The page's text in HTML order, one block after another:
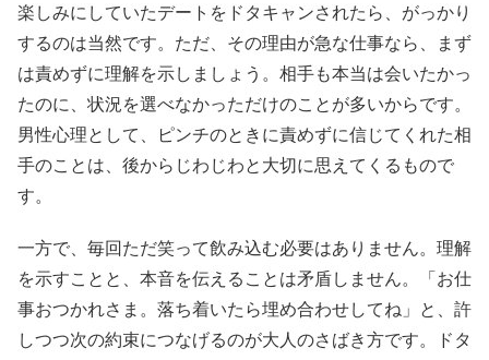
楽しみにしていたデートをドタキャンされたら、がっかり
するのは当然です。ただ、その理由が急な仕事なら、まず
は責めずに理解を示しましょう。相手も本当は会いたかっ
たのに、状況を選べなかっただけのことが多いからです。
男性心理として、ピンチのときに責めずに信じてくれた相
手のことは、後からじわじわと大切に思えてくるもので
す。
一方で、毎回ただ笑って飲み込む必要はありません。理解
を示すことと、本音を伝えることは矛盾しません。「お仕
事おつかれさま。落ち着いたら埋め合わせしてね」と、許
しつつ次の約束につなげるのが大人のさばき方です。ドタ